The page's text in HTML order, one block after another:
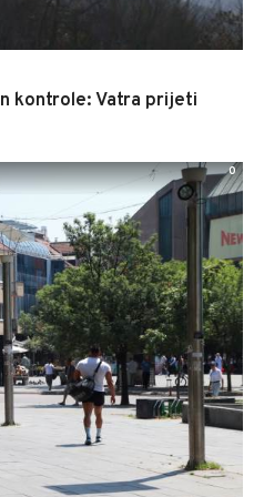
kontrole: Vatra prijeti
0